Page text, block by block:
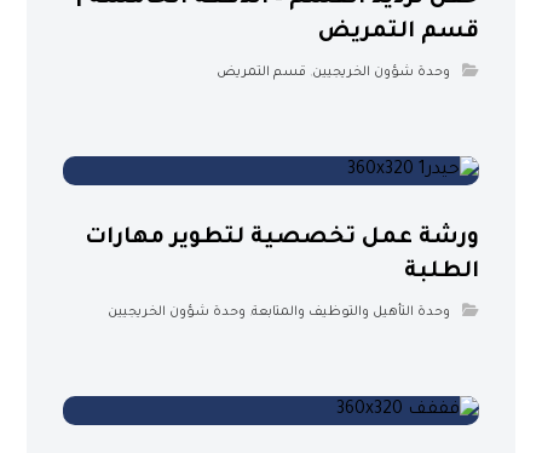
قسم التمريض
وحدة شؤون الخريجيين, قسم التمريض
ورشة عمل تخصصية لتطوير مهارات
الطلبة
وحدة التأهيل والتوظيف والمتابعة, وحدة شؤون الخريجيين